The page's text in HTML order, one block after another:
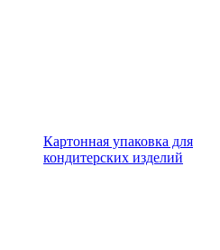
Картонная упаковка для
кондитерских изделий